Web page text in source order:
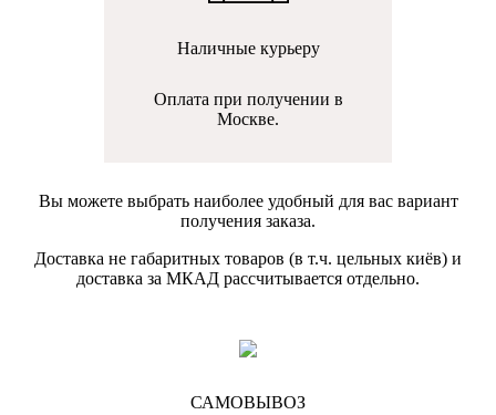
Наличные курьеру
Оплата при получении в
Москве.
Вы можете выбрать наиболее удобный для вас вариант
получения заказа.
Доставка не габаритных товаров (в т.ч. цельных киёв) и
доставка за МКАД рассчитывается отдельно.
САМОВЫВОЗ